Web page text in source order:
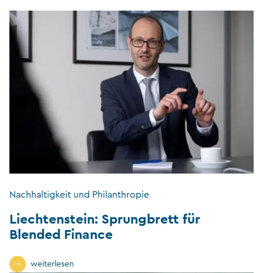
Nachhaltigkeit und Philanthropie
Liechtenstein: Sprungbrett für
Blended Finance
weiterlesen